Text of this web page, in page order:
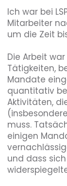
Reputation
Diversity
Benefits,
Flexible
Ich war bei
Mitarbeiter
um die Zeit
Die Arbeit
Tätigkeiten,
Mandate
quantitativ
Aktivitäten,
muss.
einigen
und dass